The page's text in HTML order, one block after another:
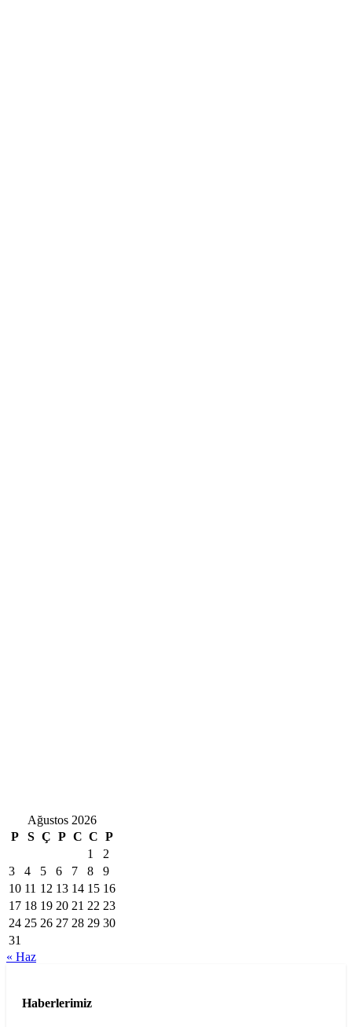
Ağustos 2026
P
S Ç P C C P
1
2
3
4 5 6 7 8
9
10 11 12 13 14 15 16
17 18 19 20 21 22 23
24 25 26 27 28 29 30
31
« Haz
Haberlerimiz